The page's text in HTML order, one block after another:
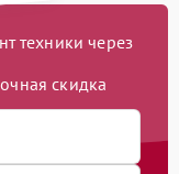
техники через
скидка